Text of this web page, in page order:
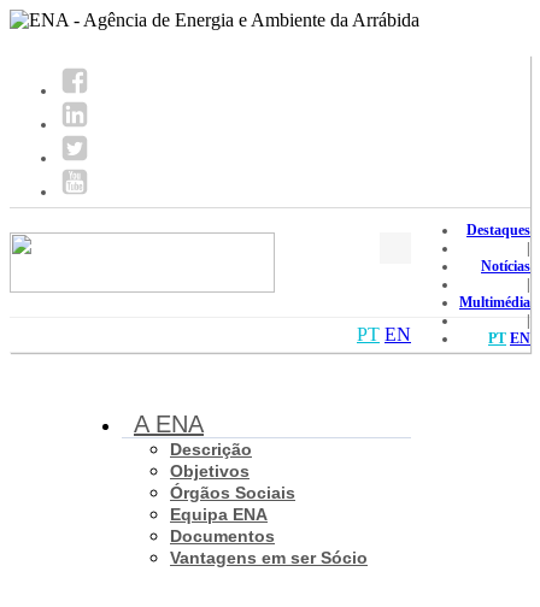
Destaques
Notícias
Multimédia
PT EN
PT EN
A ENA
Descrição
Objetivos
Órgãos Sociais
Equipa ENA
Documentos
Vantagens em ser Sócio